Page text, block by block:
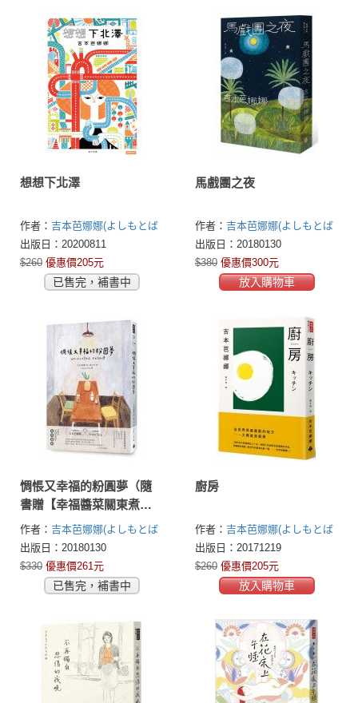
想想下北澤
作者： 吉本芭娜娜(よしもとば
なな)
出版日：20200811
$260 優惠價205元
已售完，補書中
馬戲團之夜
作者： 吉本芭娜娜(よしもとば
なな)
出版日：20180130
$380 優惠價300元
放入購物車
惆悵又幸福的粉圓夢（隨
書贈【幸福醬菜關東煮】
精美貼紙）
作者： 吉本芭娜娜(よしもとば
なな)
出版日：20180130
$330 優惠價261元
已售完，補書中
廚房
作者： 吉本芭娜娜(よしもとば
なな)
出版日：20171219
$260 優惠價205元
放入購物車